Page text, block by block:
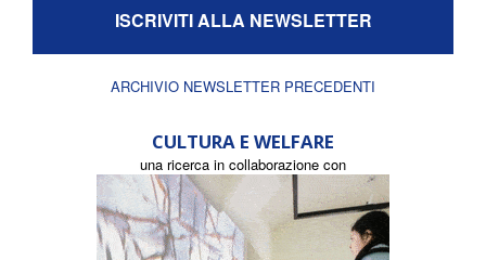
ISCRIVITI ALLA NEWSLETTER
ARCHIVIO NEWSLETTER PRECEDENTI
CULTURA E WELFARE
una ricerca in collaborazione con